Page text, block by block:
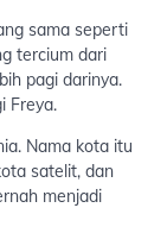
sama seperti
tercium dari
pagi darinya.
Freya.
Nama kota itu
satelit, dan
menjadi